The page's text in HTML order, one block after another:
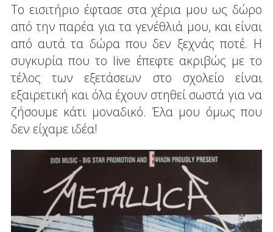
Το εισιτήριο έφτασε στα χέρια μου ως δώρο
από την παρέα για τα γενέθλιά μου, και είναι
από αυτά τα δώρα που δεν ξεχνάς ποτέ. Η
συγκυρία που το live έπεφτε ακριβώς με το
τέλος των εξετάσεων στο σχολείο είναι
εξαιρετική και όλα έχουν στηθεί σωστά για να
ζήσουμε κάτι μοναδικό. Έλα μου όμως που
δεν είχαμε ιδέα!